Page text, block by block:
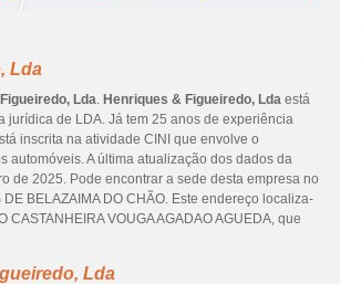
Lda
Lda. Henriques & Figueiredo, Lda está
jurídica de LDA. Já tem 25 anos de experiência
inscrita na atividade CINI que envolve o
automóveis. A última atualização dos dados da
de 2025. Pode encontrar a sede desta empresa no
BELAZAIMA DO CHÃO. Este endereço localiza-
VOUGA AGADAO AGUEDA, que
Lda